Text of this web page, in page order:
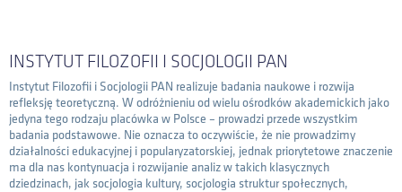
INSTYTUT FILOZOFII I SOCJOLOGII PAN
Instytut Filozofii i Socjologii PAN realizuje badania naukowe i rozwija
refleksję teoretyczną. W odróżnieniu od wielu ośrodków akademickich jako
jedyna tego rodzaju placówka w Polsce – prowadzi przede wszystkim
badania podstawowe. Nie oznacza to oczywiście, że nie prowadzimy
działalności edukacyjnej i popularyzatorskiej, jednak priorytetowe znaczenie
ma dla nas kontynuacja i rozwijanie analiz w takich klasycznych
dziedzinach, jak socjologia kultury, socjologia struktur społecznych,